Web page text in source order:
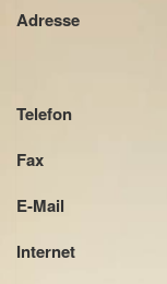
Adresse
Telefon
Fax
E-Mail
Internet